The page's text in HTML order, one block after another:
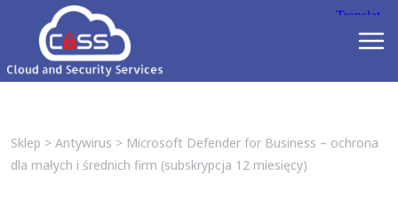
Sklep > Antywirus > Microsoft Defender for Business – ochrona
dla małych i średnich firm (subskrypcja 12 miesięcy)